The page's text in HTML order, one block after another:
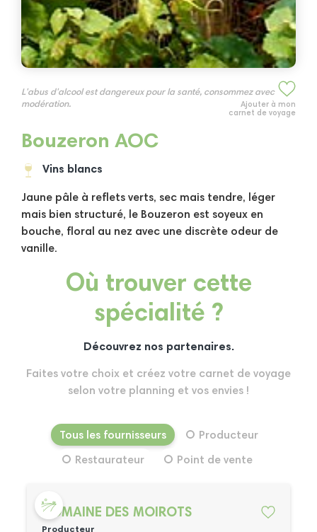
Ajouter à mon
carnet de voyage
L'abus d'alcool est dangereux pour la santé, consommez avec
modération.
Bouzeron AOC
Vins blancs
Jaune pâle à reflets verts, sec mais tendre, léger
mais bien structuré, le Bouzeron est soyeux en
bouche, floral au nez avec une discrète odeur de
vanille.
Où trouver cette
spécialité ?
Découvrez nos partenaires.
Faites votre choix et créez votre carnet de voyage
selon votre planning et vos envies !
Tous les fournisseurs Producteur
Restaurateur Point de vente
DOMAINE DES MOIROTS
Producteur